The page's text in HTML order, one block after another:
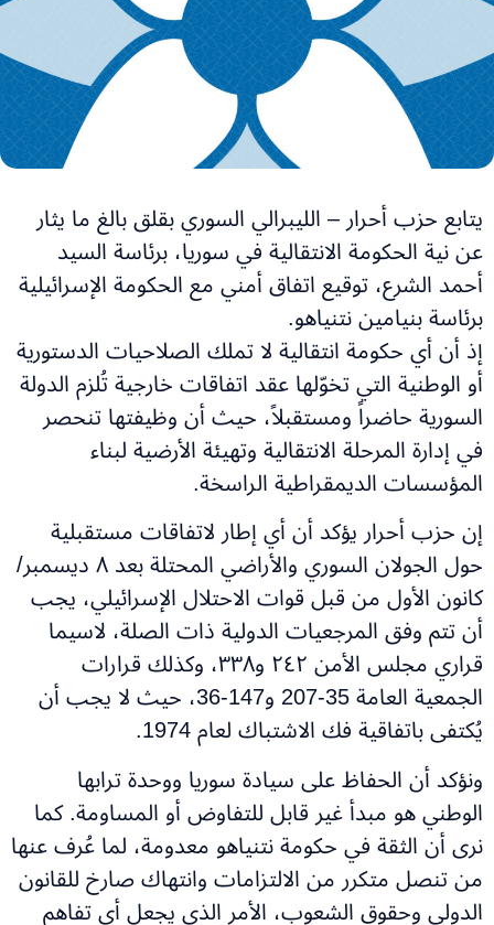
يتابع حزب أحرار – الليبرالي السوري بقلق بالغ ما يثار
عن نية الحكومة الانتقالية في سوريا، برئاسة السيد
أحمد الشرع، توقيع اتفاق أمني مع الحكومة الإسرائيلية
برئاسة بنيامين نتنياهو.
إذ أن أي حكومة انتقالية لا تملك الصلاحيات الدستورية
أو الوطنية التي تخوّلها عقد اتفاقات خارجية تُلزم الدولة
السورية حاضراً ومستقبلاً، حيث أن وظيفتها تنحصر
في إدارة المرحلة الانتقالية وتهيئة الأرضية لبناء
المؤسسات الديمقراطية الراسخة.
إن حزب أحرار يؤكد أن أي إطار لاتفاقات مستقبلية
حول الجولان السوري والأراضي المحتلة بعد ٨ ديسمبر/
كانون الأول من قبل قوات الاحتلال الإسرائيلي، يجب
أن تتم وفق المرجعيات الدولية ذات الصلة، لاسيما
قراري مجلس الأمن ٢٤٢ و٣٣٨، وكذلك قرارات
الجمعية العامة 35-207 و147-36، حيث لا يجب أن
يُكتفى باتفاقية فك الاشتباك لعام 1974.
ونؤكد أن الحفاظ على سيادة سوريا ووحدة ترابها
الوطني هو مبدأ غير قابل للتفاوض أو المساومة. كما
نرى أن الثقة في حكومة نتنياهو معدومة، لما عُرف عنها
من تنصل متكرر من الالتزامات وانتهاك صارخ للقانون
الدولي وحقوق الشعوب، الأمر الذي يجعل أي تفاهم